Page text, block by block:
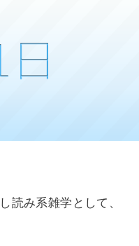
読み系雑学として、